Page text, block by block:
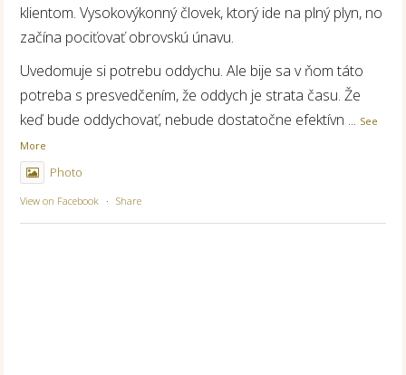
klientom. Vysokovýkonný človek, ktorý ide na plný plyn, no
začína pociťovať obrovskú únavu.
Uvedomuje si potrebu oddychu. Ale bije sa v ňom táto
potreba s presvedčením, že oddych je strata času. Že
keď bude oddychovať, nebude dostatočne efektívn ... See
More
Photo
View on Facebook · Share